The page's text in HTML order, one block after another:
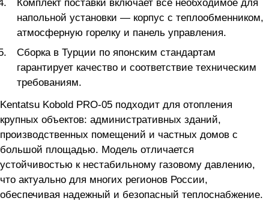
Комплект поставки включает всё необходимое для
напольной установки — корпус с теплообменником,
атмосферную горелку и панель управления.
Сборка в Турции по японским стандартам
гарантирует качество и соответствие техническим
требованиям.
Kentatsu Kobold PRO-05 подходит для отопления
крупных объектов: административных зданий,
производственных помещений и частных домов с
большой площадью. Модель отличается
устойчивостью к нестабильному газовому давлению,
что актуально для многих регионов России,
обеспечивая надежный и безопасный теплоснабжение.